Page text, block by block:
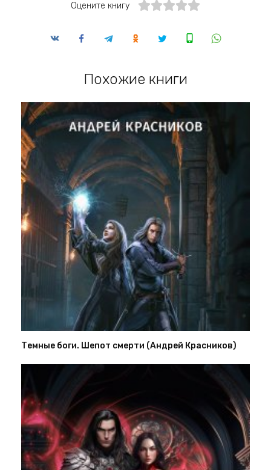
Оцените книгу
Похожие книги
Темные боги. Шепот смерти (Андрей Красников)